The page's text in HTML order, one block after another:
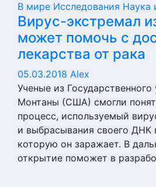
В мире Исследования Наука
Вирус-экстремал
может помочь с
лекарства от рака
05.03.2018 Alex
Ученые из Государственного
Монтаны (США) смогли
процесс, используемый
и выбрасывания своего ДНК
которую он заражает. В
открытие поможет в